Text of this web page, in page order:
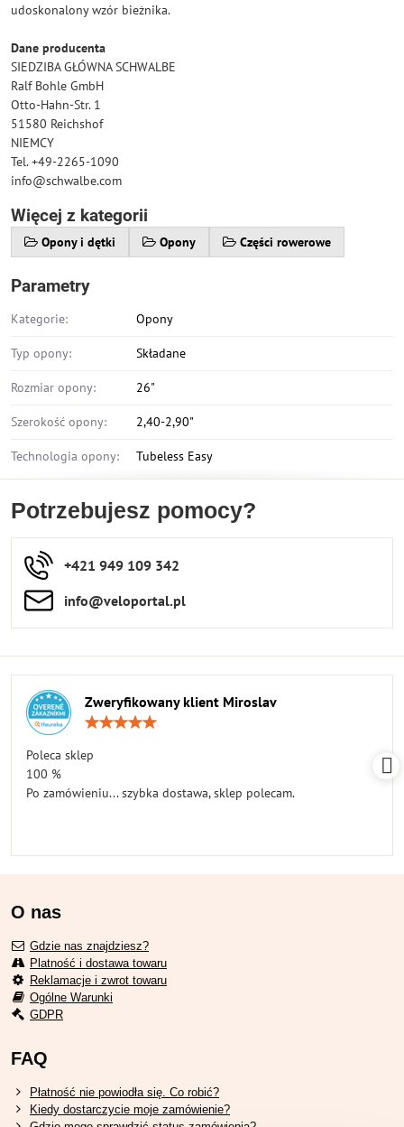
udoskonalony wzór bieżnika.
Dane producenta
SIEDZIBA GŁÓWNA SCHWALBE
Ralf Bohle GmbH
Otto-Hahn-Str. 1
51580 Reichshof
NIEMCY
Tel. +49-2265-1090
info@schwalbe.com
Więcej z kategorii
Opony i dętki Opony Części rowerowe
Parametry
Kategorie: Opony
Typ opony: Składane
Rozmiar opony: 26"
Szerokość opony: 2,40-2,90"
Technologia opony: Tubeless Easy
Potrzebujesz pomocy?
+421 949 109 342
info​​@veloportal​.pl
Zweryfikowany klient Miroslav
Poleca sklep
100 %
Po zamówieniu... szybka dostawa, sklep polecam.
O nas
Gdzie nas znajdziesz?
Platność i dostawa towaru
Reklamacje i zwrot towaru
Ogólne Warunki
GDPR
FAQ
Płatność nie powiodła się. Co robić?
Kiedy dostarczycie moje zamówienie?